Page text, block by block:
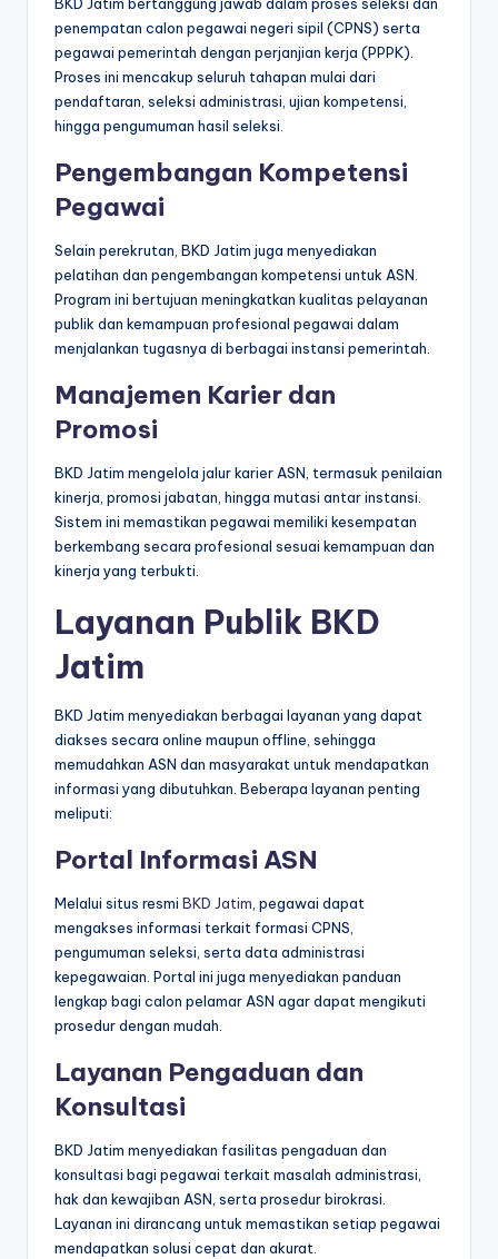
penempatan calon pegawai negeri sipil (CPNS) serta
pegawai pemerintah dengan perjanjian kerja (PPPK).
Proses ini mencakup seluruh tahapan mulai dari
pendaftaran, seleksi administrasi, ujian kompetensi,
hingga pengumuman hasil seleksi.
Pengembangan Kompetensi
Pegawai
Selain perekrutan, BKD Jatim juga menyediakan
pelatihan dan pengembangan kompetensi untuk ASN.
Program ini bertujuan meningkatkan kualitas pelayanan
publik dan kemampuan profesional pegawai dalam
menjalankan tugasnya di berbagai instansi pemerintah.
Manajemen Karier dan
Promosi
BKD Jatim mengelola jalur karier ASN, termasuk penilaian
kinerja, promosi jabatan, hingga mutasi antar instansi.
Sistem ini memastikan pegawai memiliki kesempatan
berkembang secara profesional sesuai kemampuan dan
kinerja yang terbukti.
Layanan Publik BKD
Jatim
BKD Jatim menyediakan berbagai layanan yang dapat
diakses secara online maupun offline, sehingga
memudahkan ASN dan masyarakat untuk mendapatkan
informasi yang dibutuhkan. Beberapa layanan penting
meliputi:
Portal Informasi ASN
Melalui situs resmi BKD Jatim , pegawai dapat
mengakses informasi terkait formasi CPNS,
pengumuman seleksi, serta data administrasi
kepegawaian. Portal ini juga menyediakan panduan
lengkap bagi calon pelamar ASN agar dapat mengikuti
prosedur dengan mudah.
Layanan Pengaduan dan
Konsultasi
BKD Jatim menyediakan fasilitas pengaduan dan
konsultasi bagi pegawai terkait masalah administrasi,
hak dan kewajiban ASN, serta prosedur birokrasi.
Layanan ini dirancang untuk memastikan setiap pegawai
mendapatkan solusi cepat dan akurat.